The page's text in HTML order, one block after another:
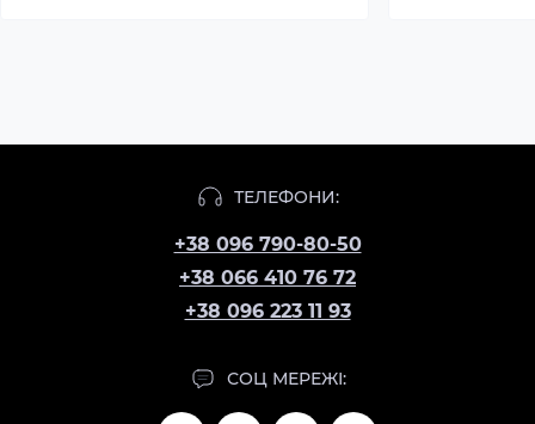
ТЕЛЕФОНИ:
+38 096 790-80-50
+38 066 410 76 72
+38 096 223 11 93
СОЦ МЕРЕЖІ: